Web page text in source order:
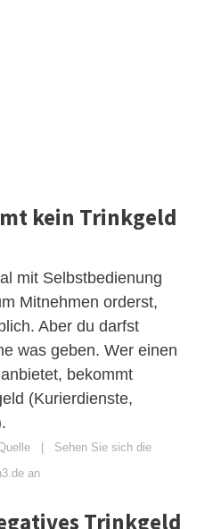
kein Trinkgeld
mit Selbstbedienung
Mitnehmen orderst,
Aber du darfst
was geben. Wer einen
bekommt
(Kurierdienste,
Sehen Sie sich die
an
Trinkgeld